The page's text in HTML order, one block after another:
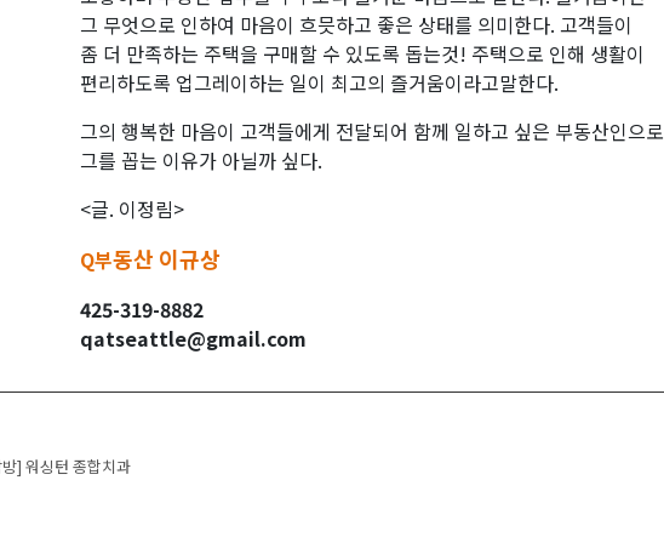
그 무엇으로 인하여 마음이 흐믓하고 좋은 상태를 의미한다. 고객들이
좀 더 만족하는 주택을 구매할 수 있도록 돕는것! 주택으로 인해 생활이
편리하도록 업그레이하는 일이 최고의 즐거움이라고말한다.
그의 행복한 마음이 고객들에게 전달되어 함께 일하고 싶은 부동산인으로
그를 꼽는 이유가 아닐까 싶다.
<글. 이정림>
Q부동산 이규상
425-319-8882
qatseattle@gmail.com
] 워싱턴 종합치과